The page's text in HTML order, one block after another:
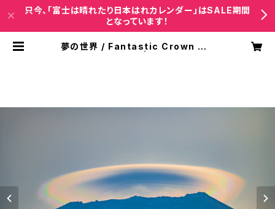
只今、「富士は晴れたり日本はれカレンダー」はSALE期間
となっています！
夢の世界 / Fantastic Crown ◎P